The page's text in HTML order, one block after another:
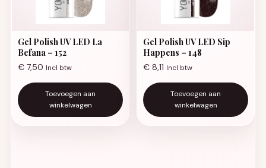
Gel Polish UV LED La
Befana – 152
€ 7,50 Incl btw
Toevoegen aan
winkelwagen
Gel Polish UV LED Sip
Happens – 148
€ 8,11 Incl btw
Toevoegen aan
winkelwagen